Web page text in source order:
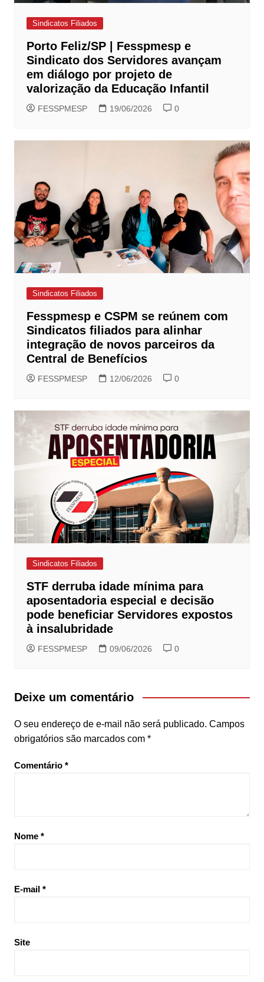
Sindicatos Filiados
Porto Feliz/SP | Fesspmesp e
Sindicato dos Servidores avançam
em diálogo por projeto de
valorização da Educação Infantil
FESSPMESP 19/06/2026 0
Sindicatos Filiados
Fesspmesp e CSPM se reúnem com
Sindicatos filiados para alinhar
integração de novos parceiros da
Central de Benefícios
FESSPMESP 12/06/2026 0
Sindicatos Filiados
STF derruba idade mínima para
aposentadoria especial e decisão
pode beneficiar Servidores expostos
à insalubridade
FESSPMESP 09/06/2026 0
Deixe um comentário
O seu endereço de e-mail não será publicado. Campos
obrigatórios são marcados com *
Comentário *
Nome *
E-mail *
Site